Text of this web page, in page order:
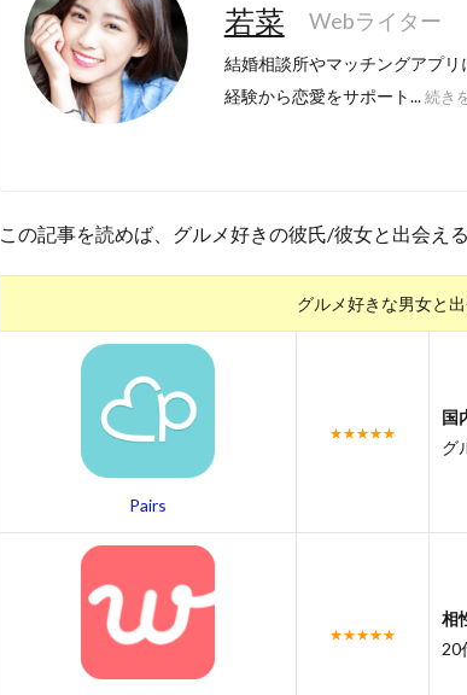
若菜 Webライター
結婚相談所やマッチングアプ
経験から恋愛をサポート... 続き
この記事を読めば、グルメ好きの彼氏/彼女と出会え
グルメ好きな男女と
Pairs
★★★★★
国
グ
★★★★★
相
20